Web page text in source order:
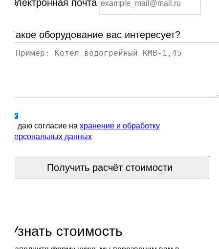
Электронная почта
Какое оборудование вас интересует?
Я даю согласие на хранение и обработку
персональных данных
Получить расчёт стоимости
Узнать стоимость